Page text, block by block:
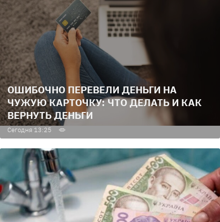
ОШИБОЧНО ПЕРЕВЕЛИ ДЕНЬГИ НА
ЧУЖУЮ КАРТОЧКУ: ЧТО ДЕЛАТЬ И КАК
ВЕРНУТЬ ДЕНЬГИ
Сегодня 13:25